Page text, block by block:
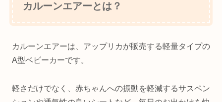
カルーンエアーとは？
カルーンエアーは、アップリカが販売する軽量タイプの
A型ベビーカーです。
軽さだけでなく、赤ちゃんへの振動を軽減するサスペン